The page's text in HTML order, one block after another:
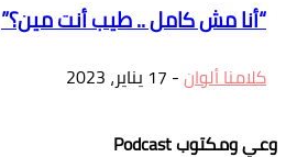
“أنا مش كامل .. طيب أنت مين؟”
كلامنا ألوان- 17 يناير، 2023
وعي ومكتوب Podcast